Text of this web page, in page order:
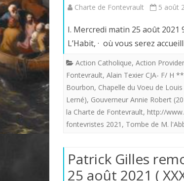
Charte de Fontevrault 5 août
I. Mercredi matin 25 août 2021
L’Habit, · où vous serez
Action Catholique, Action
Fontevrault, Alain Texier CJA- F/ H
Bourbon, Chapelle du Voeu de Louis
Lerné), Gouverneur Annie Robert
la Charte de Fontevrault, http://
fontevristes 2021 , Tombe de M.
Patrick Gilles
25 août 2021 (